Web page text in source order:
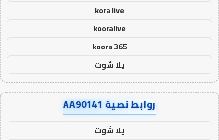
kora live
kooralive
koora 365
يلا شوت
روابط نصية AA90141
يلا شوت